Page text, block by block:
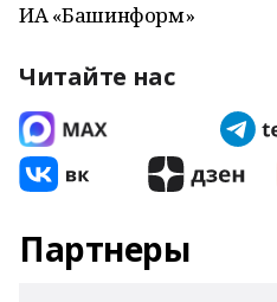
ИА «Башинформ»
Читайте нас
Партнеры